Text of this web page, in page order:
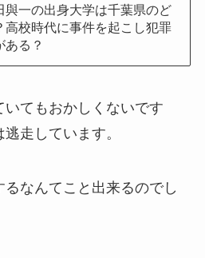
與一の出身大学は千葉県のど
高校時代に事件を起こし犯罪
ある？
てもおかしくないです
走しています。
なんてこと出来るのでし